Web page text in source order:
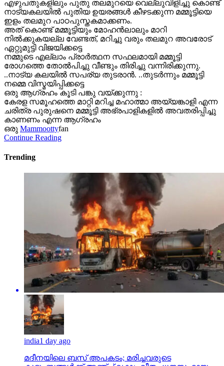
എഴുപതുകളിലും പുതു തലമുറയെ വെല്ലുവിളിച്ചു കൊണ്ട്
നാട്യകലയിൽ പുതിയ ഉയരങ്ങൾ കീഴടക്കുന്ന മമ്മൂട്ടിയെ
ഇളം തലമുറ പാഠപുസ്തകമാക്കണം.
അത് കൊണ്ട് മമ്മൂട്ടിയും മോഹൻലാലും മാറി
നിൽക്കുകയല്ല വേണ്ടത്, മറിച്ചു വരും തലമുറ അവരോട്
ഏറ്റുമുട്ടി വിജയിക്കട്ടെ
നമ്മുടെ എല്ലാം പ്രാർത്ഥന സഫലമായി മമ്മൂട്ടി
രോഗത്തെ തോൽപിച്ചു വീണ്ടും തിരിച്ചു വന്നിരിക്കുന്നു.
..നാട്യ കലയിൽ സപര്യ തുടരാൻ. ..തുടർന്നും മമ്മൂട്ടി
നമ്മെ വിസ്മയിപ്പിക്കട്ടെ
ഒരു ആഗ്രഹം കൂടി പങ്കു വയ്ക്കുന്നു :
കേരള സമൂഹത്തെ മാറ്റി മറിച്ച മഹാത്മാ അയ്യങ്കാളി എന്ന
ചരിത്ര പുരുഷനെ മമ്മൂട്ടി അഭ്രപാളികളിൽ അവതരിപ്പിച്ചു
കാണണം എന്ന ആഗ്രഹം
ഒരു Mammoottyfan
Continue Reading
Trending
india1 day ago
മദീനയിലെ ബസ് അപകടം; മരിച്ചവരുടെ